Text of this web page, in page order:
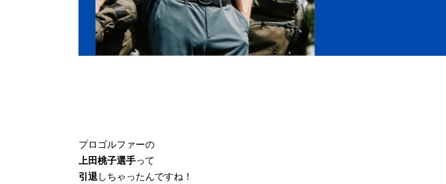
プロゴルファーの
上田桃子選手って
引退しちゃったんですね！